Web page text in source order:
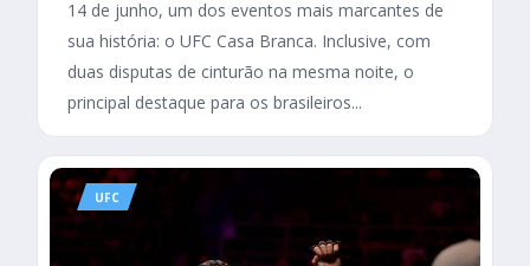
14 de junho, um dos eventos mais marcantes de
sua história: o UFC Casa Branca. Inclusive, com
duas disputas de cinturão na mesma noite, o
principal destaque para os brasileiros...
UFC